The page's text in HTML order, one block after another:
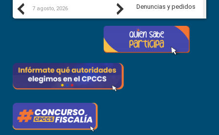
Previous
7 agosto, 2026 7 agosto, 2026
Next
Denuncias y pedidos